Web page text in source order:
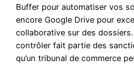
Buffer pour automatiser vos
encore Google Drive pour
collaborative sur des
contrôler fait partie des
qu’un tribunal de commerce